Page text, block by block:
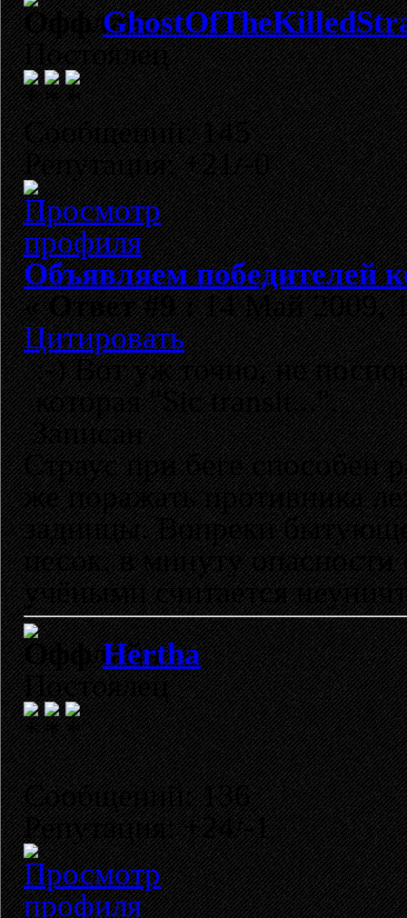
Постоялец
Сообщений: 145
Репутация: +21/-0
Объявляем победителей
«Ответ #9 :14 Май 2009,
Цитировать
:-) Вот уж точно, не
которая "Sic ​transit...".
Записан
Страус при беге способен
же поражать противника
задницы. Вопреки
песок, в минуту опасности
учёными считается
Hertha
Постоялец
Сообщений: 136
Репутация: +24/-1